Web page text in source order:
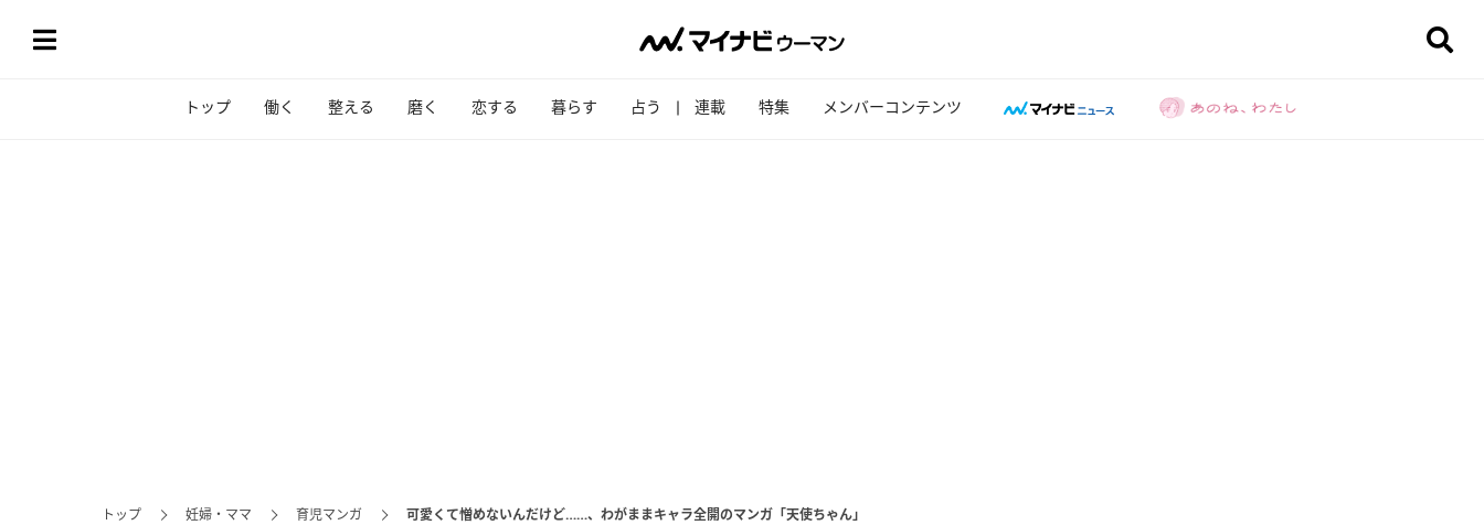
トップ 働く 整える 磨く 恋する 暮らす 占う 連載 特集 メンバーコンテンツ
トップ 妊婦・ママ 育児マンガ 可愛くて憎めないんだけど……、わがままキャラ全開のマンガ「天使ちゃん」